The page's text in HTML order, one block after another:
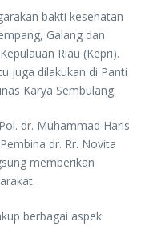
bakti kesehatan
Galang dan
Riau (Kepri).
juga dilakukan di Panti
Karya Sembulang.
dr. Muhammad Haris
dr. Rr. Novita
memberikan
berbagai aspek